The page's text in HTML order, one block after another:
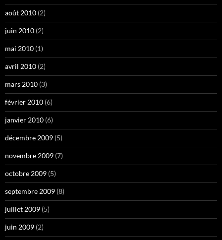
août 2010 (2)
juin 2010 (2)
mai 2010 (1)
avril 2010 (2)
mars 2010 (3)
février 2010 (6)
janvier 2010 (6)
décembre 2009 (5)
novembre 2009 (7)
octobre 2009 (5)
septembre 2009 (8)
juillet 2009 (5)
juin 2009 (2)